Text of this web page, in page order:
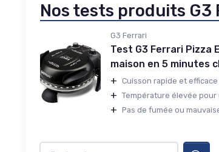
Nos tests produits G3
G3 Ferrari
Test G3 Ferrari Pizza
maison en 5 minutes
+ Cuisson rapide et efficace
+ Température élevée
+ Pas de fumée ou